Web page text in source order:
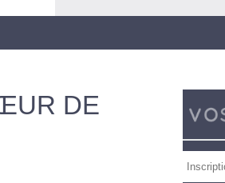
DE